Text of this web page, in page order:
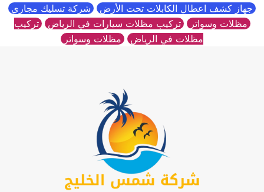
جهاز كشف اعطال الكابلات تحت الأرض شركة تسليك مجاري
مظلات وسواتر تركيب مظلات سيارات في الرياض تركيب
مظلات في الرياض مظلات وسواتر